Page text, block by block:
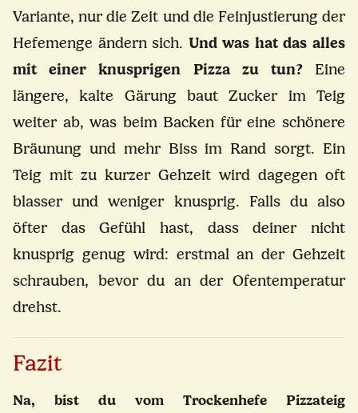
Variante, nur die Zeit und die Feinjustierung der
Hefemenge ändern sich. Und was hat das alles
mit einer knusprigen Pizza zu tun?Eine
längere, kalte Gärung baut Zucker im Teig
weiter ab, was beim Backen für eine schönere
Bräunung und mehr Biss im Rand sorgt. Ein
Teig mit zu kurzer Gehzeit wird dagegen oft
blasser und weniger knusprig. Falls du also
öfter das Gefühl hast, dass deiner nicht
knusprig genug wird: erstmal an der Gehzeit
schrauben, bevor du an der Ofentemperatur
drehst.
Fazit
Na, bist du vom Trockenhefe Pizzateig